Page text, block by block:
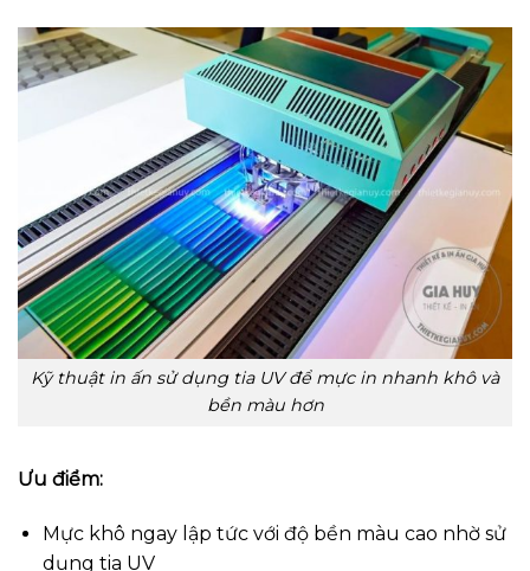
Kỹ thuật in ấn sử dụng tia UV để mực in nhanh khô và
bền màu hơn
Ưu điểm:
Mực khô ngay lập tức với độ bền màu cao nhờ sử
dụng tia UV